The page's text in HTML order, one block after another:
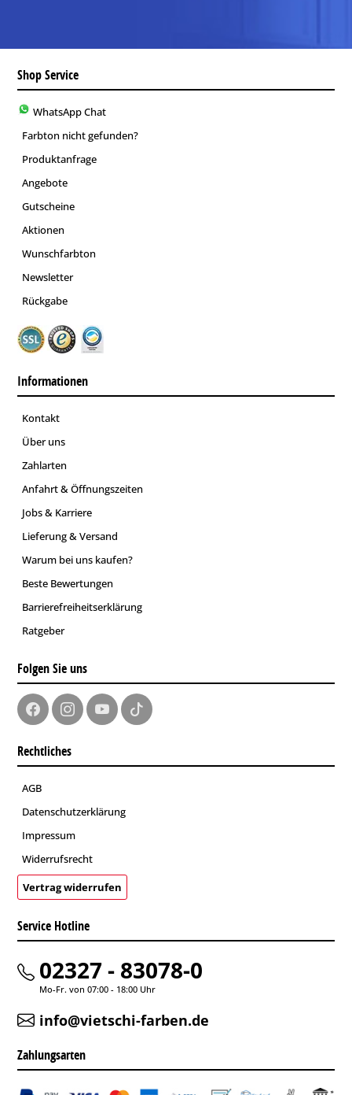
Shop Service
WhatsApp Chat
Farbton nicht gefunden?
Produktanfrage
Angebote
Gutscheine
Aktionen
Wunschfarbton
Newsletter
Rückgabe
Informationen
Kontakt
Über uns
Zahlarten
Anfahrt & Öffnungszeiten
Jobs & Karriere
Lieferung & Versand
Warum bei uns kaufen?
Beste Bewertungen
Barrierefreiheitserklärung
Ratgeber
Folgen Sie uns
Rechtliches
AGB
Datenschutzerklärung
Impressum
Widerrufsrecht
Vertrag widerrufen
Service Hotline
02327 - 83078-0
Mo-Fr. von 07:00 - 18:00 Uhr
info@vietschi-farben.de
Zahlungsarten